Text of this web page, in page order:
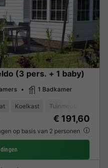
(3 pers. + 1 baby)
1 Badkamer
Koelkast Tuinmeubelen
€ 191,60
op basis van 2 personen